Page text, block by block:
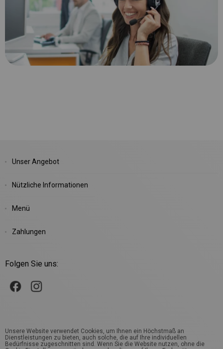
Unser Angebot
Nützliche Informationen
Menü
Zahlungen
Folgen Sie uns:
Unsere Website verwendet Cookies, um Ihnen ein Höchstmaß an
Dienstleistungen zu bieten, auch solche, die auf Ihre individuellen
Bedürfnisse zugeschnitten sind. Wenn Sie die Website nutzen, ohne die